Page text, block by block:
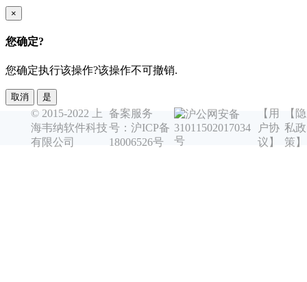
×
您确定?
您确定执行该操作?该操作不可撤销.
取消 是
© 2015-2022 上
海韦纳软件科技
有限公司
备案服务
号：沪ICP备
18006526号
沪公网安备
31011502017034
号
【用
户协
议】
【隐
私政
策】